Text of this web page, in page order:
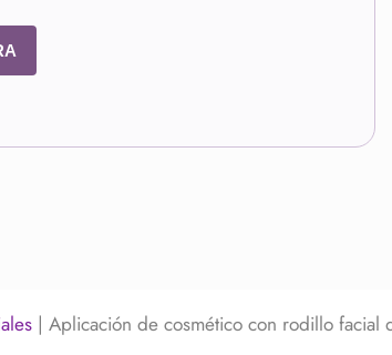
| Aplicación de cosmético con rodillo facial